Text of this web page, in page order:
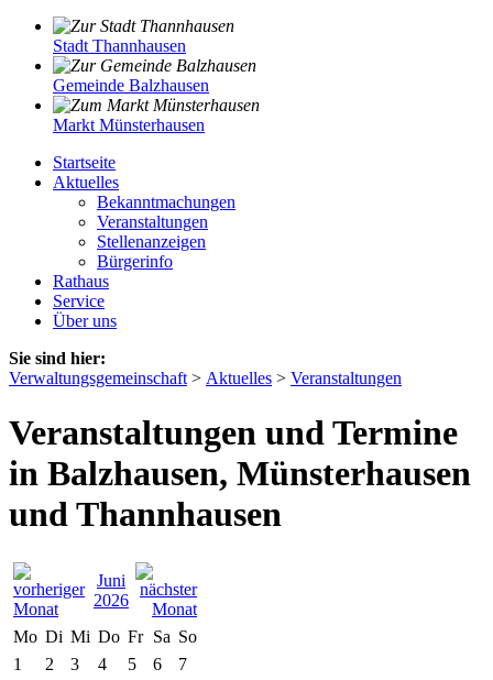
Stadt Thannhausen
Gemeinde Balzhausen
Markt Münsterhausen
Startseite
Aktuelles
Bekanntmachungen
Veranstaltungen
Stellenanzeigen
Bürgerinfo
Rathaus
Service
Über uns
Sie sind hier:
Verwaltungsgemeinschaft > Aktuelles > Veranstaltungen
Veranstaltungen und Termine
in Balzhausen, Münsterhausen
und Thannhausen
Juni
2026
Mo Di Mi Do Fr Sa So
1
2 3 4 5 6
7